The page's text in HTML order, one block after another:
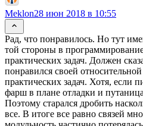
Meklon28 июн 2018 в 10:55
Рад, что понравилось. Но тут
той стороны в
практических задач. Должен
понравился своей
практических задач. Хотя, если
фарш в плане отладки и
Поэтому старался дробить
все. В итоге все равно связей